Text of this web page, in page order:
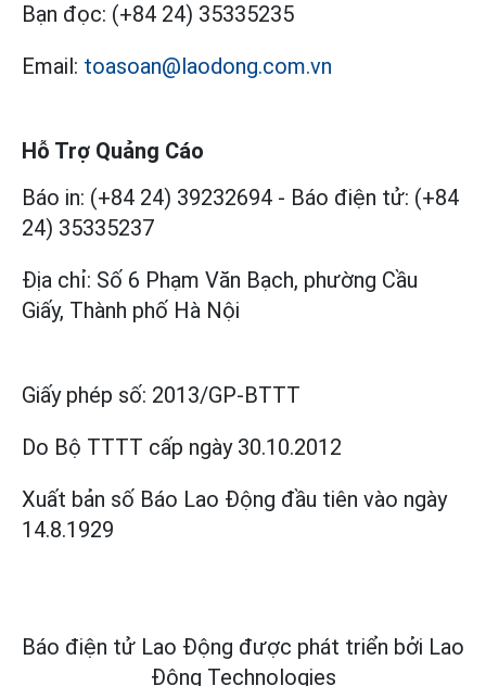
Bạn đọc: (+84 24) 35335235
Email: toasoan@laodong.com.vn
Hỗ Trợ Quảng Cáo
Báo in: (+84 24) 39232694 - Báo điện tử: (+84
24) 35335237
Địa chỉ: Số 6 Phạm Văn Bạch, phường Cầu
Giấy, Thành phố Hà Nội
Giấy phép số: 2013/GP-BTTT
Do Bộ TTTT cấp ngày 30.10.2012
Xuất bản số Báo Lao Động đầu tiên vào ngày
14.8.1929
Báo điện tử Lao Động được phát triển bởi Lao
Động Technologies